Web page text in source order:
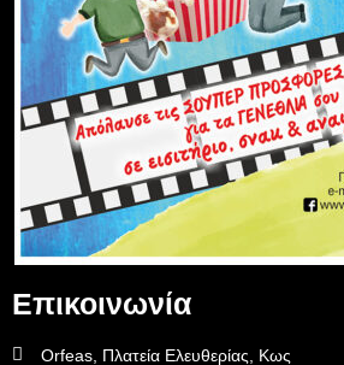
Επικοινωνία
Orfeas, Πλατεία Ελευθερίας, Κως